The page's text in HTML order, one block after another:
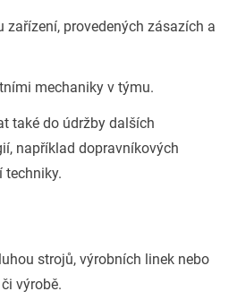
zařízení, provedených zásazích a
mechaniky v týmu.
také do údržby dalších
například dopravníkových
techniky.
strojů, výrobních linek nebo
výrobě.